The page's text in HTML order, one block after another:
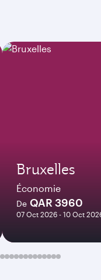
Bruxelles
Économie
De QAR 3960
07 Oct 2026 - 10 Oct